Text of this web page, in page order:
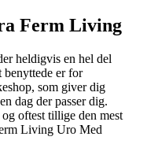
Ferm Living
heldigvis en hel del
benyttede er for
som giver dig
dag der passer dig.
oftest tillige den mest
Living Uro Med